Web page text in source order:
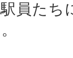
員たち